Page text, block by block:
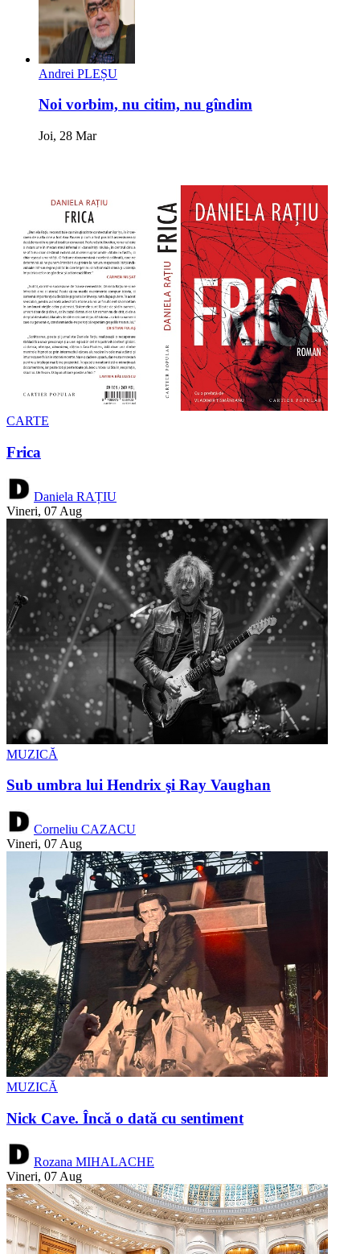
Andrei PLEȘU
Noi vorbim, nu citim, nu gîndim
Joi, 28 Mar
CARTE
Frica
Daniela RAȚIU
Vineri, 07 Aug
MUZICĂ
Sub umbra lui Hendrix şi Ray Vaughan
Corneliu CAZACU
Vineri, 07 Aug
MUZICĂ
Nick Cave. Încă o dată cu sentiment
Rozana MIHALACHE
Vineri, 07 Aug